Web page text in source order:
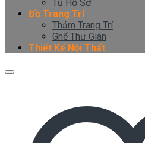
Tủ Hồ Sơ
Đồ Trang Trí
Thảm Trang Trí
Ghế Thư Giãn
Thiết Kế Nội Thất